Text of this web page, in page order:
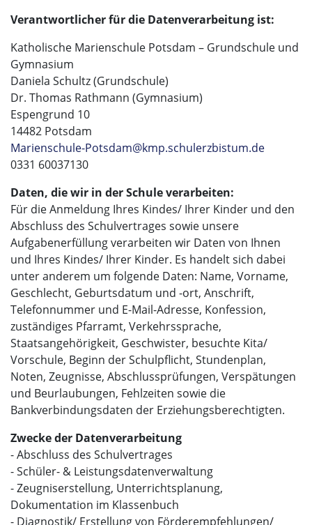
Verantwortlicher für die Datenverarbeitung ist:
Katholische Marienschule Potsdam – Grundschule und
Gymnasium
Daniela Schultz (Grundschule)
Dr. Thomas Rathmann (Gymnasium)
Espengrund 10
14482 Potsdam
Marienschule-Potsdam@kmp.schulerzbistum.de
0331 60037130
Daten, die wir in der Schule verarbeiten:
Für die Anmeldung Ihres Kindes/ Ihrer Kinder und den
Abschluss des Schulvertrages sowie unsere
Aufgabenerfüllung verarbeiten wir Daten von Ihnen
und Ihres Kindes/ Ihrer Kinder. Es handelt sich dabei
unter anderem um folgende Daten: Name, Vorname,
Geschlecht, Geburtsdatum und -ort, Anschrift,
Telefonnummer und E-Mail-Adresse, Konfession,
zuständiges Pfarramt, Verkehrssprache,
Staatsangehörigkeit, Geschwister, besuchte Kita/
Vorschule, Beginn der Schulpflicht, Stundenplan,
Noten, Zeugnisse, Abschlussprüfungen, Verspätungen
und Beurlaubungen, Fehlzeiten sowie die
Bankverbindungsdaten der Erziehungsberechtigten.
Zwecke der Datenverarbeitung
- Abschluss des Schulvertrages
- Schüler- & Leistungsdatenverwaltung
- Zeugniserstellung, Unterrichtsplanung,
Dokumentation im Klassenbuch
- Diagnostik/ Erstellung von Förderempfehlungen/